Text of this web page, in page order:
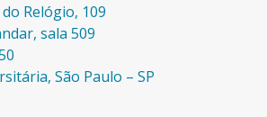
Relógio, 109
sala 509
São Paulo – SP​